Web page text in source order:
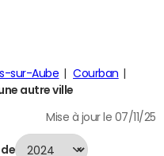
sur-Aube
Courban
autre ville
Mise à jour le 07/11/25